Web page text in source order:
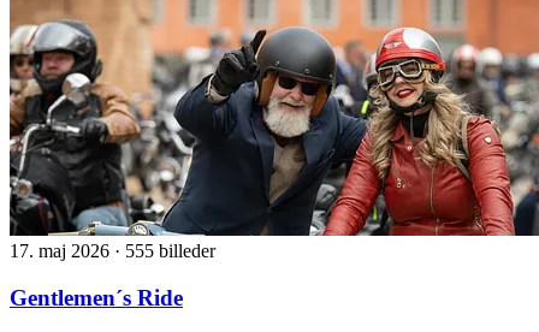
17. maj 2026 · 555 billeder
Gentlemen´s Ride